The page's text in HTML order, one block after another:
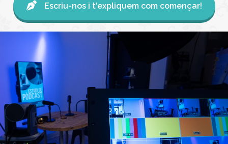
Escriu-nos i t'expliquem com començar!